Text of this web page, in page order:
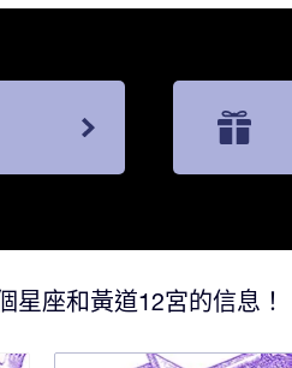
星座和黃道12宮的信息！